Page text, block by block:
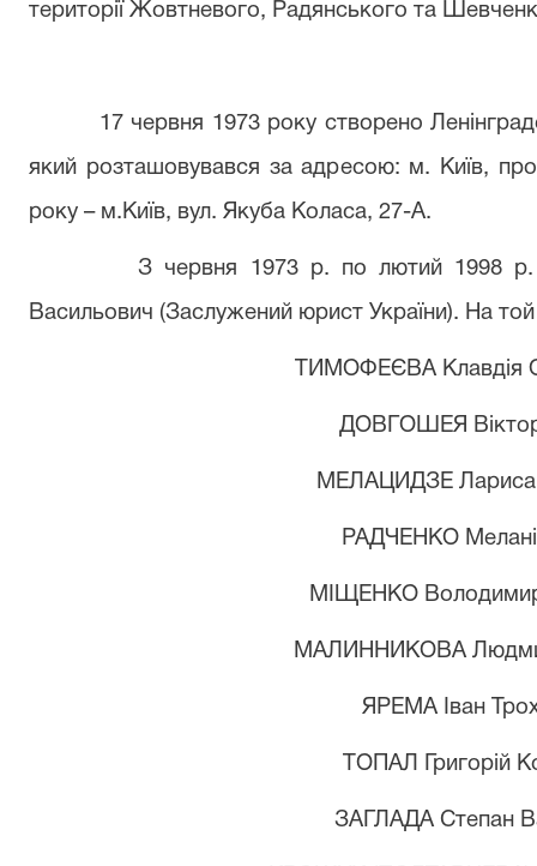
території Жовтневого, Радянського та
17 червня 1973 року створено
який розташовувався за адресою: м. Київ,
року – м.Київ, вул. Якуба Коласа, 27-А.
З червня 1973 р. по лютий 1998
Васильович (Заслужений юрист України). На
ТИМОФЕЄВА Клавдія
ДОВГОШЕЯ Віктор
МЕЛАЦИДЗЕ Лариса
РАДЧЕНКО
МІЩЕНКО
МАЛИННИКОВА
ЯРЕМА Іван
ТОПАЛ Григорій
ЗАГЛАДА Степан